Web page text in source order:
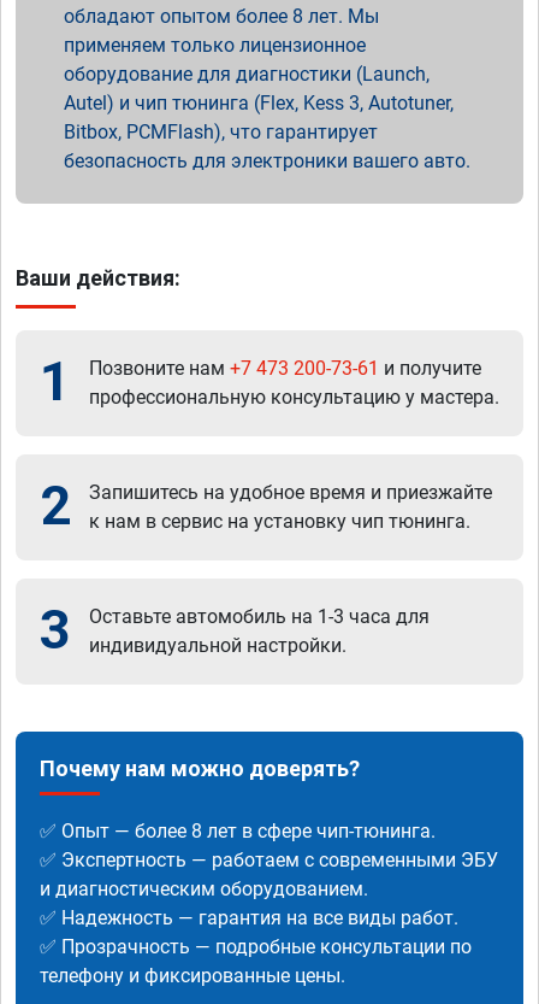
обладают опытом более 8 лет. Мы
применяем только лицензионное
оборудование для диагностики (Launch,
Autel) и чип тюнинга (Flex, Kess 3, Autotuner,
Bitbox, PCMFlash), что гарантирует
безопасность для электроники вашего авто.
Ваши действия:
1 Позвоните нам +7 473 200-73-61 и получите
профессиональную консультацию у мастера.
2
Запишитесь на удобное время и приезжайте
к нам в сервис на установку чип тюнинга.
3
Оставьте автомобиль на 1-3 часа для
индивидуальной настройки.
Почему нам можно доверять?
✅ Опыт — более 8 лет в сфере чип-тюнинга.
✅ Экспертность — работаем с современными ЭБУ
и диагностическим оборудованием.
✅ Надежность — гарантия на все виды работ.
✅ Прозрачность — подробные консультации по
телефону и фиксированные цены.